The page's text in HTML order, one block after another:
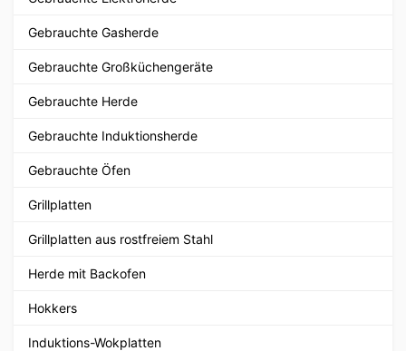
Gebrauchte Gasherde
Gebrauchte Großküchengeräte
Gebrauchte Herde
Gebrauchte Induktionsherde
Gebrauchte Öfen
Grillplatten
Grillplatten aus rostfreiem Stahl
Herde mit Backofen
Hokkers
Induktions-Wokplatten